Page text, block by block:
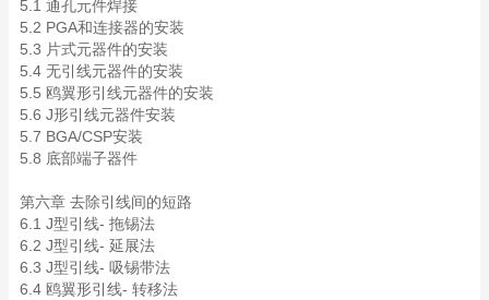
5.1 通孔元件焊接
5.2 PGA和连接器的安装
5.3 片式元器件的安装
5.4 无引线元器件的安装
5.5 鸥翼形引线元器件的安装
5.6 J形引线元器件安装
5.7 BGA/CSP安装
5.8 底部端子器件
第六章 去除引线间的短路
6.1 J型引线- 拖锡法
6.2 J型引线- 延展法
6.3 J型引线- 吸锡带法
6.4 鸥翼形引线- 转移法